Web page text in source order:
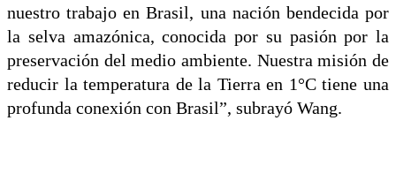
nuestro trabajo en Brasil, una nación bendecida por
la selva amazónica, conocida por su pasión por la
preservación del medio ambiente. Nuestra misión de
reducir la temperatura de la Tierra en 1°C tiene una
profunda conexión con Brasil”, subrayó Wang.